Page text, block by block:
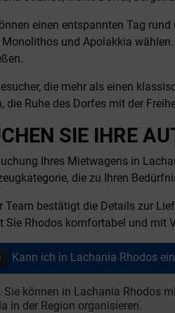
einen entspannten Tag
und Apolakkia
die mehr als einen
die Ruhe des Dorfes mit der
SIE IHRE
Ihres Mietwagens in
die zu Ihren
Team bestätigt die Details zur
Sie Rhodos komfortabel und mit
Kann ich in Lachania Rhodos
Sie können in Lachania Rhodos
in der Region organisieren.